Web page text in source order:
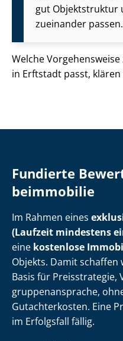
gut Objektstruktur
zueinander passen.
Welche
in Erftstadt passt,
Fundierte
be­im­mo­bi­lie
Im Rahmen eines
(Laufzeit mindestens
eine kostenlose
Objekts. Damit
Basis für
grup­pen­an­spra­che,
Gutachterkosten. Eine
im Erfolgsfall fällig.